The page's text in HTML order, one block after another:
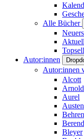
Alle Bücher
Autor:innen
Autor:innen
Alcott
Aurel
Austen
Berend
Bleyer